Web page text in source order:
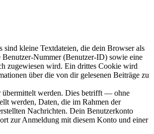
sind kleine Textdateien, die dein Browser als
Benutzer-Nummer (Benutzer-ID) sowie eine
zugewiesen wird. Ein drittes Cookie wird
über die von dir gelesenen Beiträge zu
übermittelt werden. Dies betrifft — ohne
werden, Daten, die im Rahmen der
Nachrichten. Dein Benutzerkonto
zur Anmeldung mit diesem Konto und einer